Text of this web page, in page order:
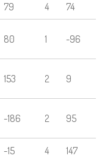
79 4 74
80 1 -96
153 2 9
-186 2 95
-15 4 147